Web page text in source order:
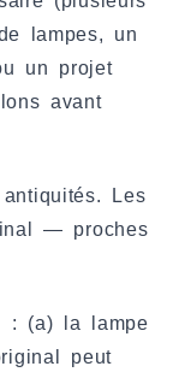
lampes, un
un projet
avant
Les
— proches
: (a) la lampe
peut